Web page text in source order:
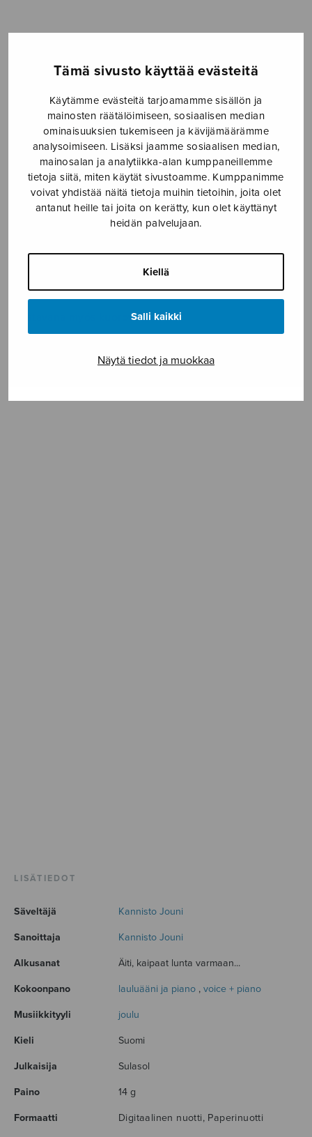
Tämä sivusto käyttää evästeitä
Käytämme evästeitä tarjoamamme sisällön ja
mainosten räätälöimiseen, sosiaalisen median
ominaisuuksien tukemiseen ja kävijämäärämme
analysoimiseen. Lisäksi jaamme sosiaalisen median,
mainosalan ja analytiikka-alan kumppaneillemme
tietoja siitä, miten käytät sivustoamme. Kumppanimme
voivat yhdistää näitä tietoja muihin tietoihin, joita olet
antanut heille tai joita on kerätty, kun olet käyttänyt
heidän palvelujaan.
Kiellä
Salli kaikki
Näytä tiedot ja muokkaa
Jouluenkeli
LISÄÄ
OSTOSKORIIN
Tuotetunnus (SKU): S2091C
Avainsana tuotteelle Joulu
As sung by Club for Five, Tapiolan kuoro & Mikko
Kuustonen.
Saatavana myös kuoroversiona.
SELAA NUOTTIA
LISÄTIEDOT
Säveltäjä Kannisto Jouni
Sanoittaja Kannisto Jouni
Alkusanat Äiti, kaipaat lunta varmaan...
Kokoonpano lauluääni ja piano , voice + piano
Musiikkityyli joulu
Kieli Suomi
Julkaisija Sulasol
Paino 14 g
Formaatti Digitaalinen nuotti, Paperinuotti